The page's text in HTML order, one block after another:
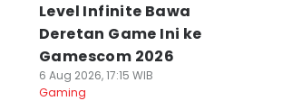
Level Infinite Bawa
Deretan Game Ini ke
Gamescom 2026
6 Aug 2026, 17:15 WIB
Gaming